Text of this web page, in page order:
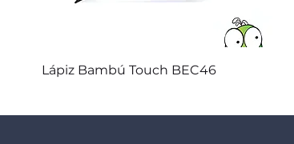
Vista rápida
Lápiz Bambú Touch BEC46